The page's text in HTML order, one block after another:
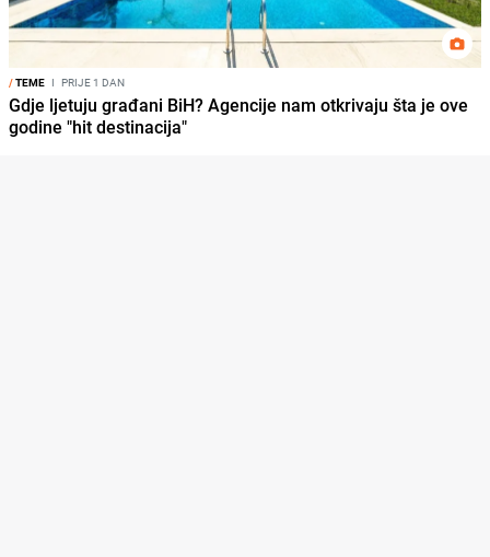
/TEME I PRIJE 1 DAN
Gdje ljetuju građani BiH? Agencije nam otkrivaju šta je ove
godine "hit destinacija"